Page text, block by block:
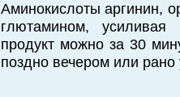
Аминокислоты аргинин,
глютамином,
продукт можно за 30
поздно вечером или рано